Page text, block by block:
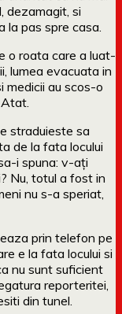
dezamagit, si
la pas spre casa.
o roata care a luat-
lumea evacuata in
medicii au scos-o
straduieste sa
de la fata locului
i spuna: v-ați
Nu, totul a fost in
nu s-a speriat,
prin telefon pe
e la fata locului si
nu sunt suficient
reporteritei,
din tunel.